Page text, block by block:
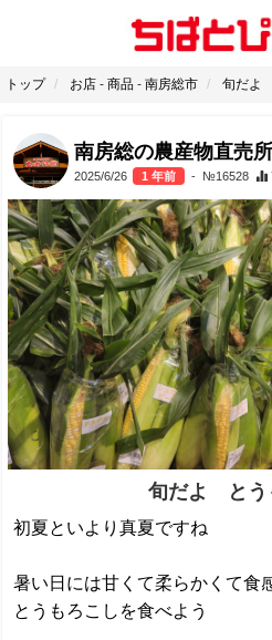
トップ お店 - 商品 - 南房総市 旬だよ
南房総の農産物直売
2025/6/26 1 年前 - №16528
旬だよ とう
初夏といより真夏ですね
暑い日には甘くて柔らかくて食
とうもろこしを食べよう